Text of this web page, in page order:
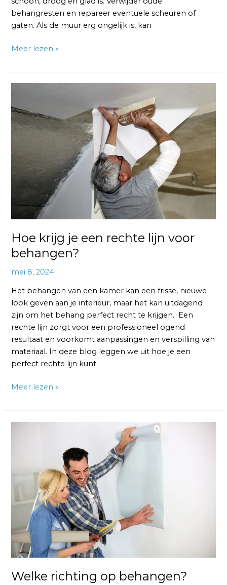
behangresten en repareer eventuele scheuren of
gaten. Als de muur erg ongelijk is, kan
Meer lezen »
Hoe krijg je een rechte lijn voor
behangen?
mei 8, 2024
Het behangen van een kamer kan een frisse, nieuwe
look geven aan je interieur, maar het kan uitdagend
zijn om het behang perfect recht te krijgen. Een
rechte lijn zorgt voor een professioneel ogend
resultaat en voorkomt aanpassingen en verspilling van
materiaal. In deze blog leggen we uit hoe je een
perfect rechte lijn kunt
je
een
rechte
behangen?
Meer lezen »
Welke richting op behangen?